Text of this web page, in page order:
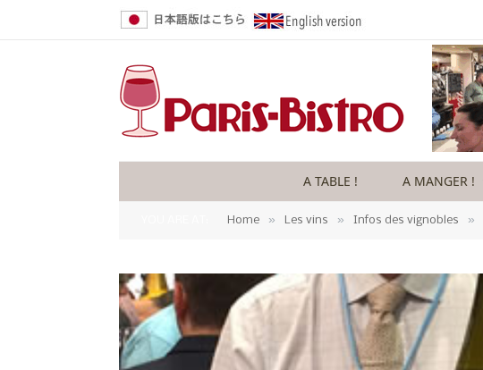
A TABLE ! A MANGER !
Home » Les vins » Infos des vignobles »